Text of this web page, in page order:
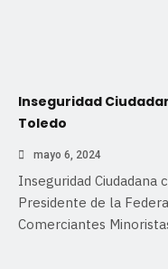
Inseguridad
Toledo
mayo 6, 2024
Inseguridad Ciudadana
Presidente de la
Comerciantes